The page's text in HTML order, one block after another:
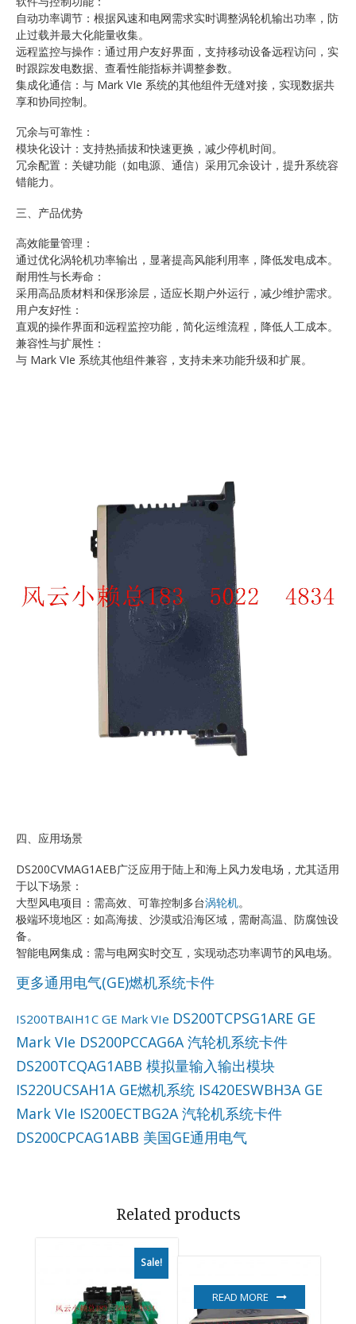
自动功率调节：根据风速和电网需求实时调整涡轮机输出功率，防
止过载并最大化能量收集。
远程监控与操作：通过用户友好界面，支持移动设备远程访问，实
时跟踪发电数据、查看性能指标并调整参数。
集成化通信：与 Mark VIe 系统的其他组件无缝对接，实现数据共
享和协同控制。
冗余与可靠性：
模块化设计：支持热插拔和快速更换，减少停机时间。
冗余配置：关键功能（如电源、通信）采用冗余设计，提升系统容
错能力。
三、产品优势
高效能量管理：
通过优化涡轮机功率输出，显著提高风能利用率，降低发电成本。
耐用性与长寿命：
采用高品质材料和保形涂层，适应长期户外运行，减少维护需求。
用户友好性：
直观的操作界面和远程监控功能，简化运维流程，降低人工成本。
兼容性与扩展性：
与 Mark VIe 系统其他组件兼容，支持未来功能升级和扩展。
四、应用场景
DS200CVMAG1AEB广泛应用于陆上和海上风力发电场，尤其适用
于以下场景：
大型风电项目：需高效、可靠控制多台涡轮机。
极端环境地区：如高海拔、沙漠或沿海区域，需耐高温、防腐蚀设
备。
智能电网集成：需与电网实时交互，实现动态功率调节的风电场。
更多通用电气(GE)燃机系统卡件
IS200TBAIH1C GE Mark VIe DS200TCPSG1ARE GE
Mark VIe DS200PCCAG6A 汽轮机系统卡件
DS200TCQAG1ABB 模拟量输入输出模块
IS220UCSAH1A GE燃机系统 IS420ESWBH3A GE
Mark VIe IS200ECTBG2A 汽轮机系统卡件
DS200CPCAG1ABB 美国GE通用电气
Related products
Sale!
READ MORE